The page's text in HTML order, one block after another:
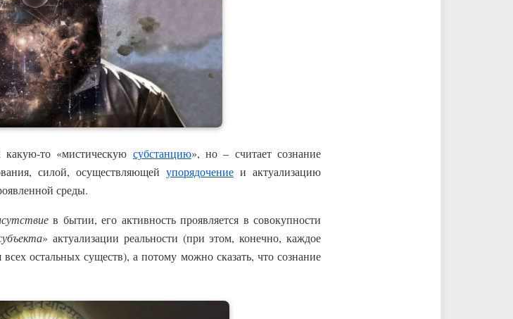
то «мистическую субстанцию», но – считает сознание
силой, осуществляющей упорядочениеи актуализацию
среды.
в бытии, его активность проявляется в совокупности
» актуализации реальности (при этом, конечно, каждое
остальных существ), а потому можно сказать, что сознание